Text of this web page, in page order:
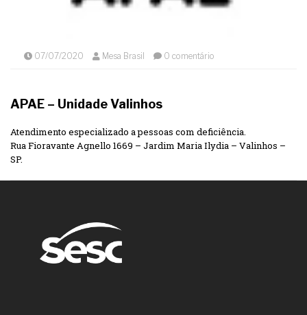
07/07/2020 Mesa Brasil 0 comentário
APAE – Unidade Valinhos
Atendimento especializado a pessoas com deficiência.
Rua Fioravante Agnello 1669 – Jardim Maria Ilydia – Valinhos –
SP.